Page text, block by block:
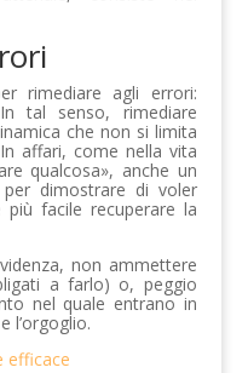
rimediare agli errori:
tal senso, rimediare
che non si limita
affari, come nella vita
qualcosa», anche un
dimostrare di voler
facile recuperare la
non ammettere
a farlo) o, peggio
nel quale entrano in
l’orgoglio.